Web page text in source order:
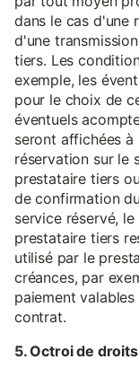
dans le cas d'une
d'une
tiers. Les
exemple, les
pour le choix de
éventuels
seront affichées
réservation sur le
prestataire tiers
de confirmation
service réservé,
prestataire tiers
utilisé par le
créances, par
paiement
contrat.
5. Octroi de